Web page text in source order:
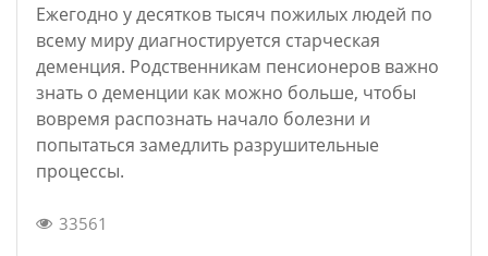
Ежегодно у десятков тысяч пожилых людей по
всему миру диагностируется старческая
деменция. Родственникам пенсионеров важно
знать о деменции как можно больше, чтобы
вовремя распознать начало болезни и
попытаться замедлить разрушительные
процессы.
33561